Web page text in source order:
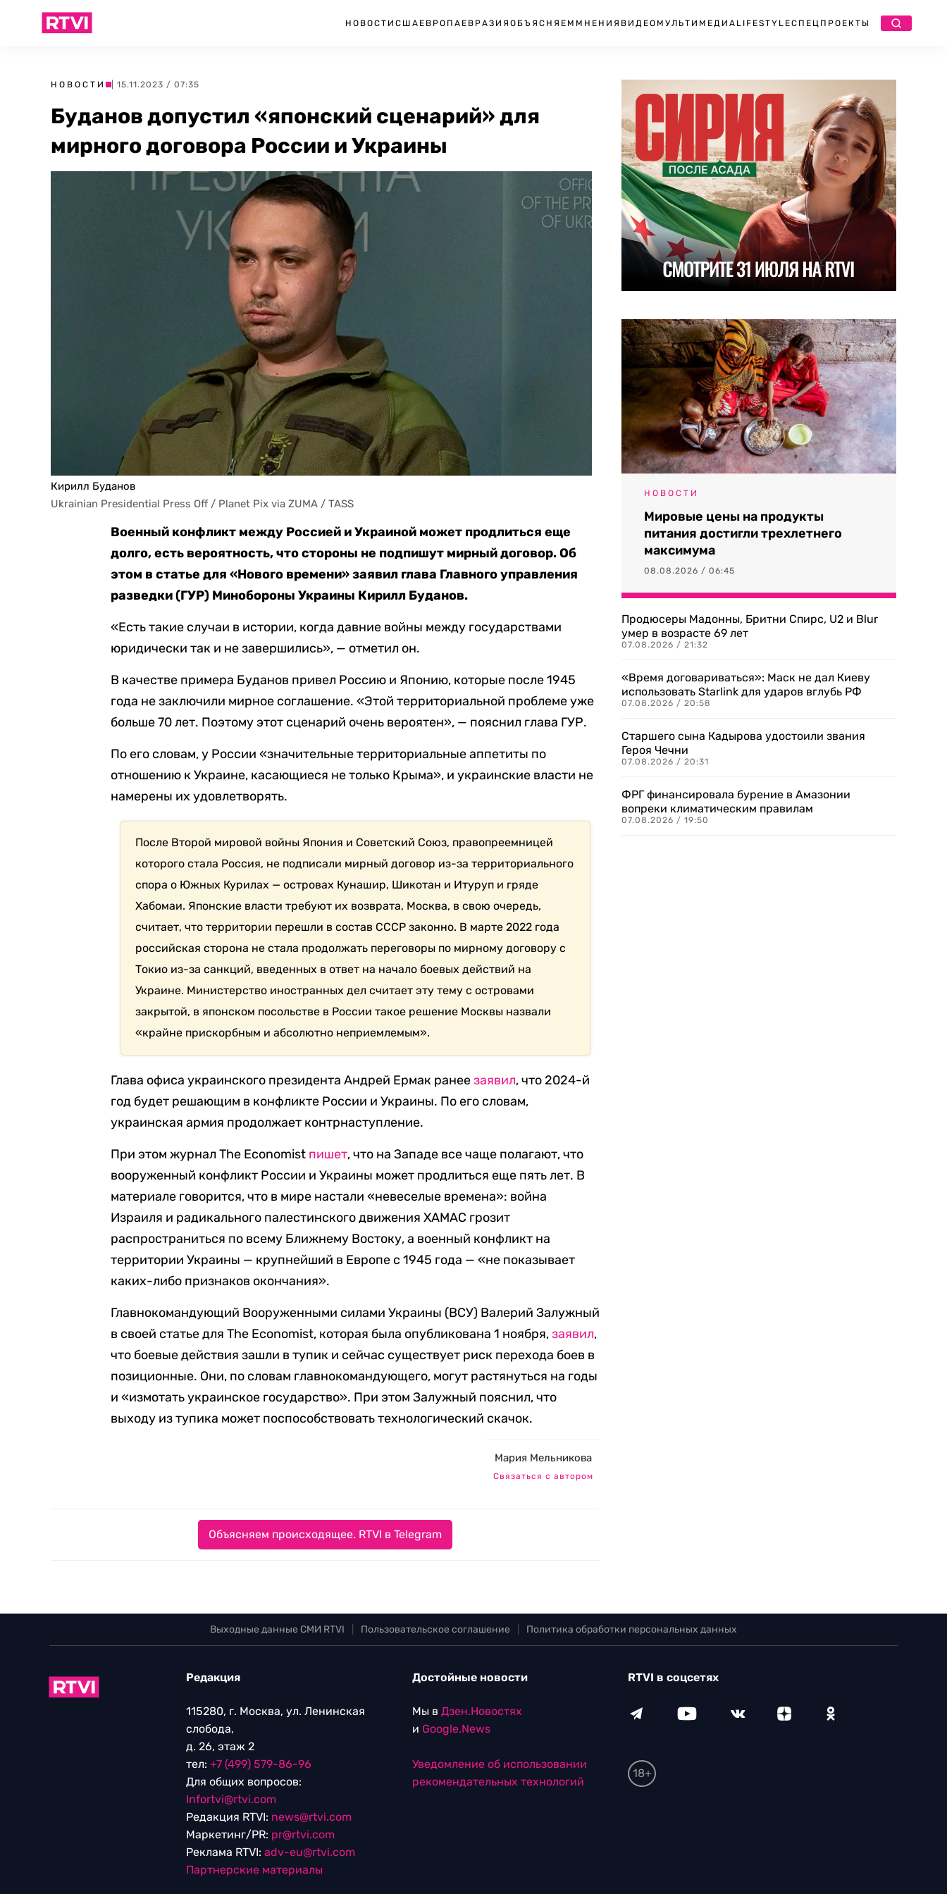
НОВОСТИ США ЕВРОПА ЕВРАЗИЯ ОБЪЯСНЯЕМ МНЕНИЯ ВИДЕО МУЛЬТИМЕДИА LIFESTYLEСПЕЦПРОЕКТЫ
НОВОСТИ | 15.11.2023 / 07:35
Буданов допустил «японский сценарий» для
мирного договора России и Украины
Кирилл Буданов
Ukrainian Presidential Press Off / Planet Pix via ZUMA / TASS
Военный конфликт между Россией и Украиной может продлиться еще
долго, есть вероятность, что стороны не подпишут мирный договор. Об
этом в статье для «Нового времени» заявил глава Главного управления
разведки (ГУР) Минобороны Украины Кирилл Буданов.
«Есть такие случаи в истории, когда давние войны между государствами
юридически так и не завершились», — отметил он.
В качестве примера Буданов привел Россию и Японию, которые после 1945
года не заключили мирное соглашение. «Этой территориальной проблеме уже
больше 70 лет. Поэтому этот сценарий очень вероятен», — пояснил глава ГУР.
По его словам, у России «значительные территориальные аппетиты по
отношению к Украине, касающиеся не только Крыма», и украинские власти не
намерены их удовлетворять.
После Второй мировой войны Япония и Советский Союз, правопреемницей
которого стала Россия, не подписали мирный договор из-за территориального
спора о Южных Курилах — островах Кунашир, Шикотан и Итуруп и гряде
Хабомаи. Японские власти требуют их возврата, Москва, в свою очередь,
считает, что территории перешли в состав СССР законно. В марте 2022 года
российская сторона не стала продолжать переговоры по мирному договору с
Токио из-за санкций, введенных в ответ на начало боевых действий на
Украине. Министерство иностранных дел считает эту тему с островами
закрытой, в японском посольстве в России такое решение Москвы назвали
«крайне прискорбным и абсолютно неприемлемым».
Глава офиса украинского президента Андрей Ермак ранеезаявил, что 2024-й
год будет решающим в конфликте России и Украины. По его словам,
украинская армия продолжает контрнаступление.
При этом журнал The Economist пишет, что на Западе все чаще полагают, что
вооруженный конфликт России и Украины может продлиться еще пять лет. В
материале говорится, что в мире настали «невеселые времена»: война
Израиля и радикального палестинского движения ХАМАС грозит
распространиться по всему Ближнему Востоку, а военный конфликт на
территории Украины — крупнейший в Европе с 1945 года — «не показывает
каких-либо признаков окончания».
Главнокомандующий Вооруженными силами Украины (ВСУ) Валерий Залужный
в своей статье для The Economist, которая была опубликована 1 ноября,заявил,
что боевые действия зашли в тупик и сейчас существует риск перехода боев в
позиционные. Они, по словам главнокомандующего, могут растянуться на годы
и «измотать украинское государство». При этом Залужный пояснил, что
выходу из тупика может поспособствовать технологический скачок.
Мария Мельникова
Связаться с автором
Объясняем происходящее. RTVI в Telegram
НОВОСТИ
Мировые цены на продукты
питания достигли трехлетнего
максимума
08.08.2026 / 06:45
Продюсеры Мадонны, Бритни Спирс, U2 и Blur
умер в возрасте 69 лет
07.08.2026 / 21:32
«Время договариваться»: Маск не дал Киеву
использовать Starlink для ударов вглубь РФ
07.08.2026 / 20:58
Старшего сына Кадырова удостоили звания
Героя Чечни
07.08.2026 / 20:31
ФРГ финансировала бурение в Амазонии
вопреки климатическим правилам
07.08.2026 / 19:50
Выходные данные СМИ RTVI Пользовательское соглашение Политика обработки персональных данных
Редакция
115280, г. Москва, ул. Ленинская
слобода,
д. 26, этаж 2
тел: +7 (499) 579-86-96
Для общих вопросов:
Infortvi@rtvi.com
Редакция RTVI: news@rtvi.com
Маркетинг/PR: pr@rtvi.com
Реклама RTVI: adv-eu@rtvi.com
Партнерские материалы
Достойные новости
Мы в Дзен.Новостях
и Google.News
Уведомление об использовании
рекомендательных технологий
RTVI в соцсетях
18+